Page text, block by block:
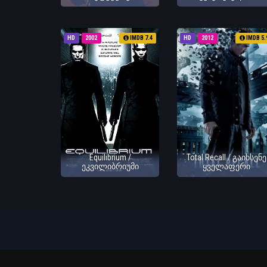
HD 2002 IMDB 7.4
Equilibrium /
ეკვილიბრიუმი
HD 2012 IMDB
Total Recall / გაიხსენე
ყველაფერი